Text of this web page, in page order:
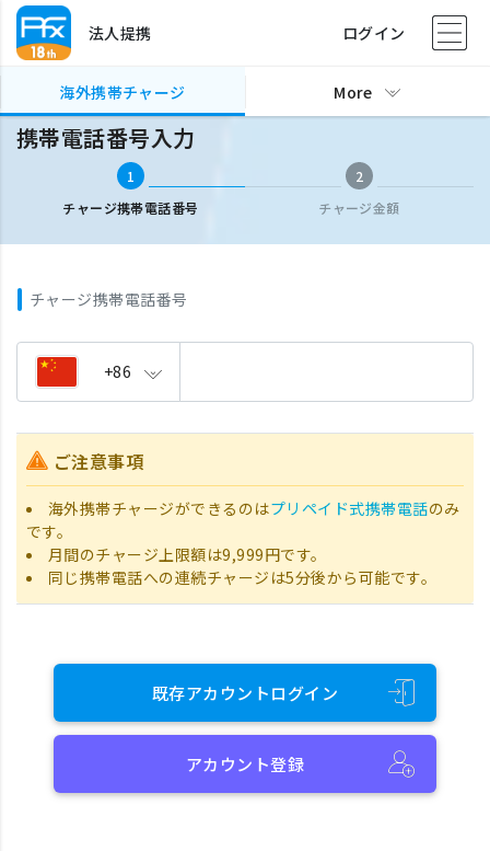
法人提携 ログイン
海外携帯チャージ More
海外携帯チャージ 携帯電話番号入力
携帯電話番号入力
1
チャージ携帯電話番号
2
チャージ金額
チャージ携帯電話番号
+86
ご注意事項
海外携帯チャージができるのはプリペイド式携帯電話のみ
です。
月間のチャージ上限額は9,999円です。
同じ携帯電話への連続チャージは5分後から可能です。
既存アカウントログイン
アカウント登録